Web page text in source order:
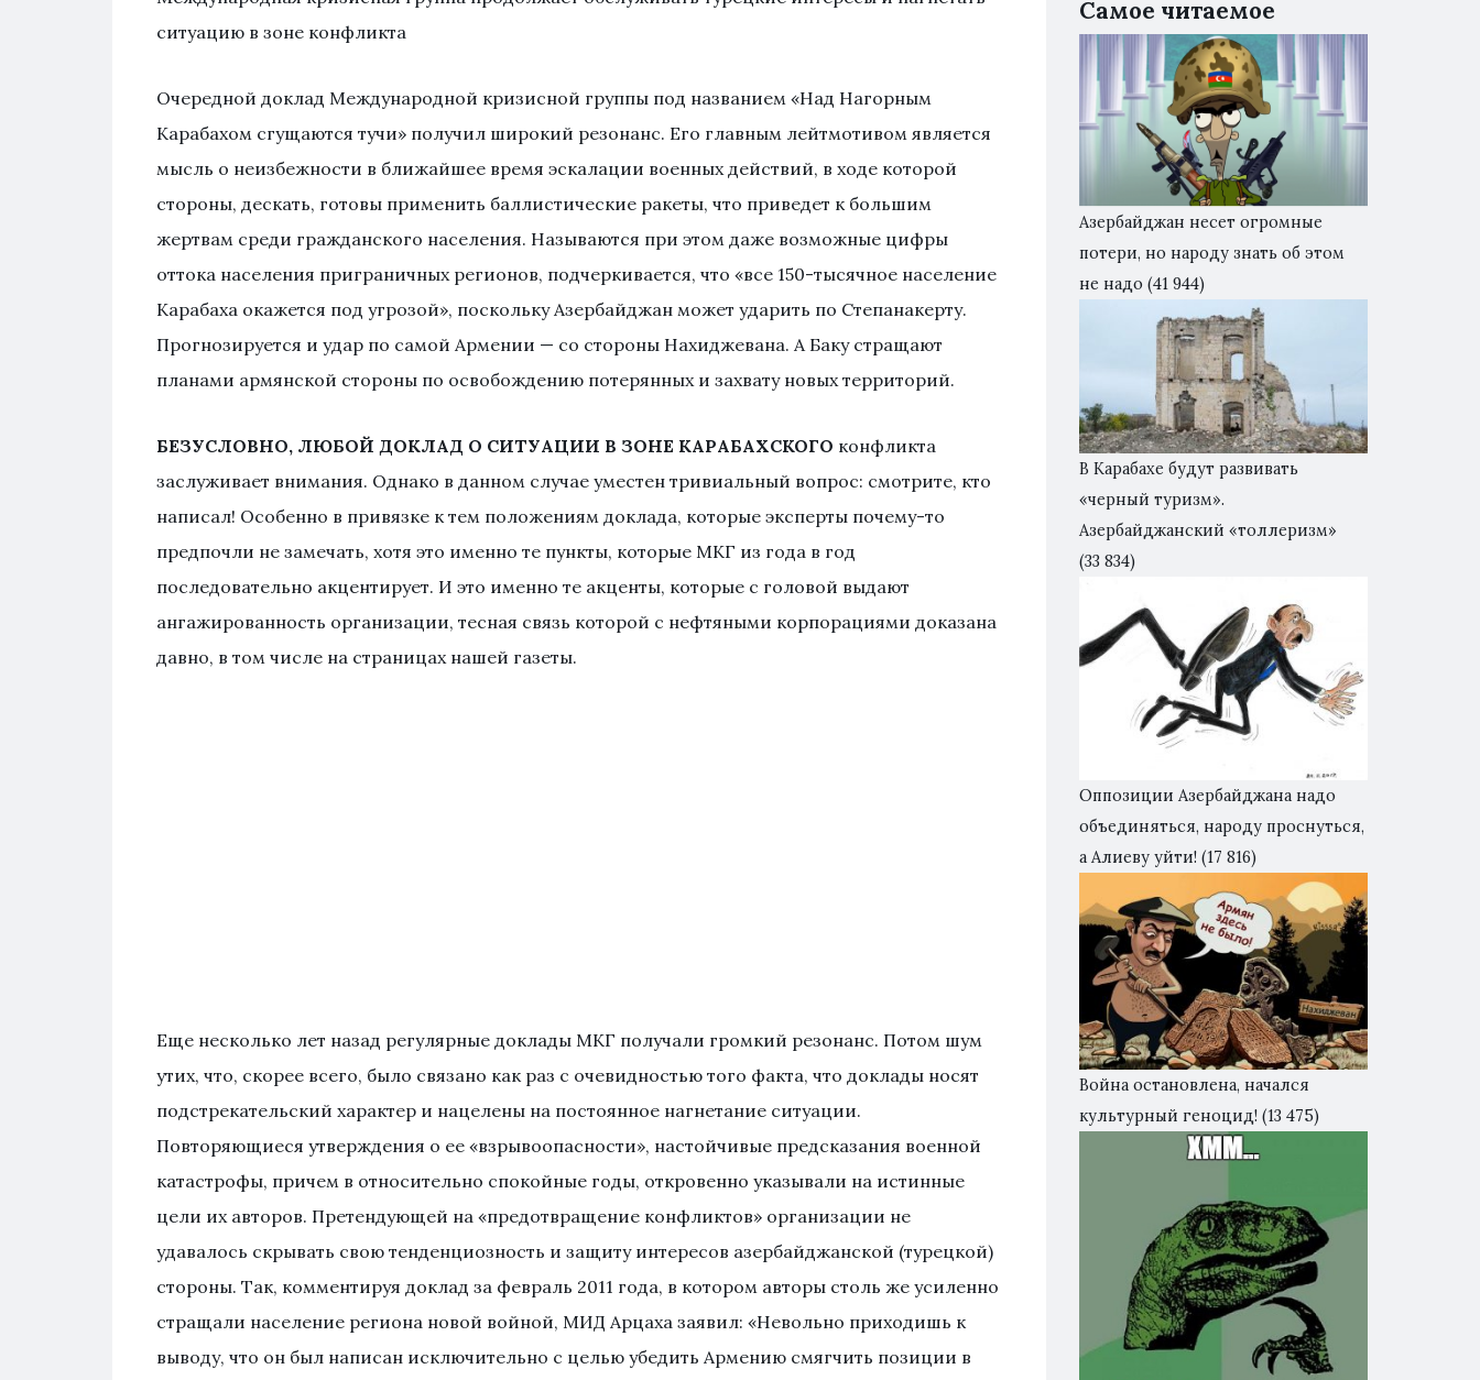
ситуацию в зоне конфликта
Очередной доклад Международной кризисной группы под названием «Над Нагорным
Карабахом сгущаются тучи» получил широкий резонанс. Его главным лейтмотивом является
мысль о неизбежности в ближайшее время эскалации военных действий, в ходе которой
стороны, дескать, готовы применить баллистические ракеты, что приведет к большим
жертвам среди гражданского населения. Называются при этом даже возможные цифры
оттока населения приграничных регионов, подчеркивается, что «все 150-тысячное население
Карабаха окажется под угрозой», поскольку Азербайджан может ударить по Степанакерту.
Прогнозируется и удар по самой Армении — со стороны Нахиджевана. А Баку стращают
планами армянской стороны по освобождению потерянных и захвату новых территорий.
БЕЗУСЛОВНО, ЛЮБОЙ ДОКЛАД О СИТУАЦИИ В ЗОНЕ КАРАБАХСКОГО конфликта
заслуживает внимания. Однако в данном случае уместен тривиальный вопрос: смотрите, кто
написал! Особенно в привязке к тем положениям доклада, которые эксперты почему-то
предпочли не замечать, хотя это именно те пункты, которые МКГ из года в год
последовательно акцентирует. И это именно те акценты, которые с головой выдают
ангажированность организации, тесная связь которой с нефтяными корпорациями доказана
давно, в том числе на страницах нашей газеты.
Еще несколько лет назад регулярные доклады МКГ получали громкий резонанс. Потом шум
утих, что, скорее всего, было связано как раз с очевидностью того факта, что доклады носят
подстрекательский характер и нацелены на постоянное нагнетание ситуации.
Повторяющиеся утверждения о ее «взрывоопасности», настойчивые предсказания военной
катастрофы, причем в относительно спокойные годы, откровенно указывали на истинные
цели их авторов. Претендующей на «предотвращение конфликтов» организации не
удавалось скрывать свою тенденциозность и защиту интересов азербайджанской (турецкой)
стороны. Так, комментируя доклад за февраль 2011 года, в котором авторы столь же усиленно
стращали население региона новой войной, МИД Арцаха заявил: «Невольно приходишь к
выводу, что он был написан исключительно с целью убедить Армению смягчить позиции в
Самое читаемое
Азербайджан несет огромные
потери, но народу знать об этом
не надо (41 944)
В Карабахе будут развивать
«черный туризм».
Азербайджанский «толлеризм»
(33 834)
Оппозиции Азербайджана надо
объединяться, народу проснуться,
а Алиеву уйти! (17 816)
Война остановлена, начался
культурный геноцид! (13 475)